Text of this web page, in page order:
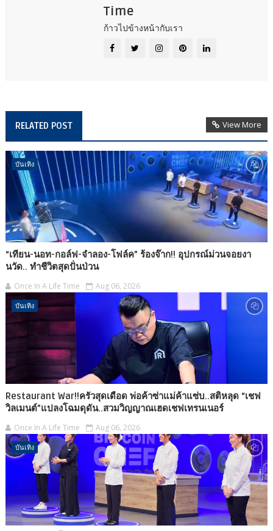
Time
ก้าวไปข้างหน้ากับเรา
RELATED POST View More
บันเทิง
“เทียน-นอท-กอล์ฟ-จำลอง-โฟล์ค” ร้องจ๊าก!! อุปกรณ์ม่วนจอยงา
นวัด.. ทำชีวิตสุดปั่นป่วน
Once In A Life Time Aug 06, 2026
บันเทิง
Restaurant War!!ครัวสุดเดือด พ่อค้าซ่าแม่ค้าแซ่บ..สติหลุด “เชฟ
วิลเมนต์”แปลงโฉมดุดัน..สวมวิญญาณเฮดเชฟเทรนเนอร์
Once In A Life Time Aug 06, 2026
บันเทิง